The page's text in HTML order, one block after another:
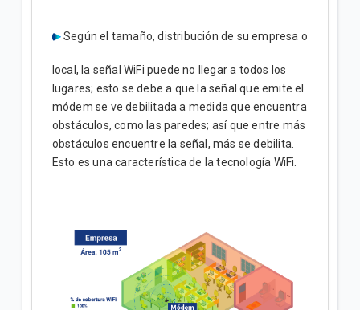
Según el tamaño, distribución de su empresa o
local, la señal WiFi puede no llegar a todos los
lugares; esto se debe a que la señal que emite el
módem se ve debilitada a medida que encuentra
obstáculos, como las paredes; así que entre más
obstáculos encuentre la señal, más se debilita.
Esto es una característica de la tecnología WiFi.